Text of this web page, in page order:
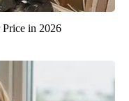
in 2026